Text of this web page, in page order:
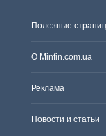
Полезные
О Minfin.com.ua
Реклама
Новости и статьи